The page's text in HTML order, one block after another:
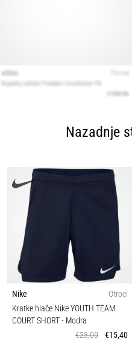
Nazadnje
Nike
Otroci
Kratke hlače Nike YOUTH TEAM
COURT SHORT- Modra
€23,00
€15,40